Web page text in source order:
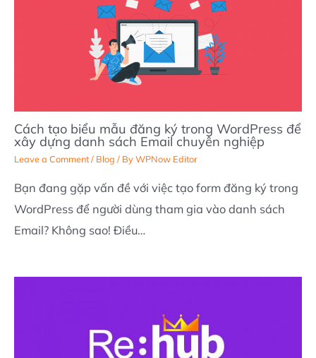
Cách tạo biểu mẫu đăng ký trong WordPress để
xây dựng danh sách Email chuyên nghiệp
Leave a Comment/ Blog / ByWPNow Editor
Bạn đang gặp vấn đề với việc tạo form đăng ký trong
WordPress để người dùng tham gia vào danh sách
Email? Không sao! Điều…